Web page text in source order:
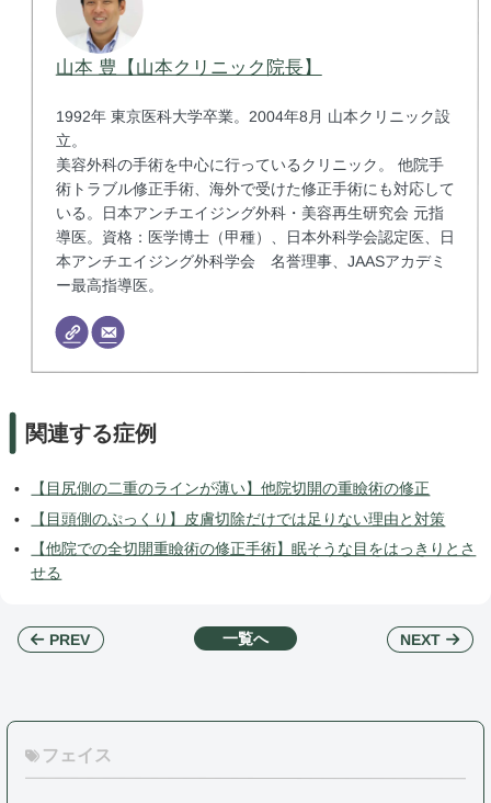
山本 豊【山本クリニック院長】
1992年 東京医科大学卒業。2004年8月 山本クリニック設
立。
美容外科の手術を中心に行っているクリニック。 他院手
術トラブル修正手術、海外で受けた修正手術にも対応して
いる。日本アンチエイジング外科・美容再生研究会 元指
導医。資格：医学博士（甲種）、日本外科学会認定医、日
本アンチエイジング外科学会 名誉理事、JAASアカデミ
ー最高指導医。
関連する症例
【目尻側の二重のラインが薄い】他院切開の重瞼術の修正
【目頭側のぷっくり】皮膚切除だけでは足りない理由と対策
【他院での全切開重瞼術の修正手術】眠そうな目をはっきりとさ
せる
PREV 一覧へ NEXT
フェイス